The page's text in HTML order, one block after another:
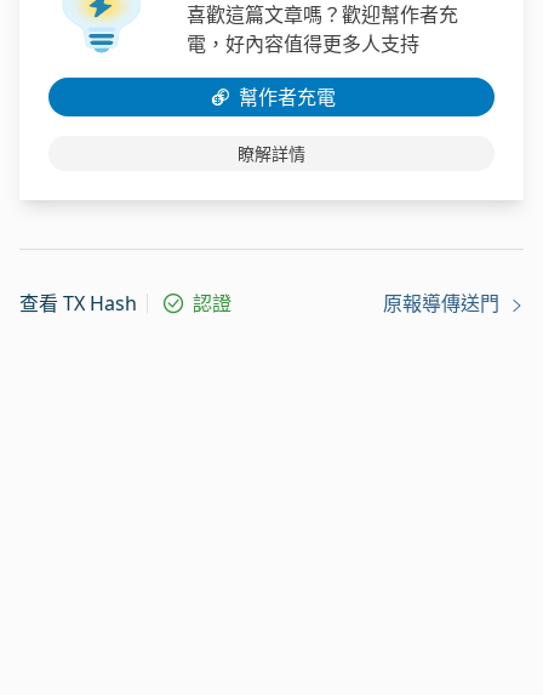
喜歡這篇文章嗎？歡迎幫作者充
電，好內容值得更多人支持
幫作者充電
瞭解詳情
查看 TX Hash 認證 原報導傳送門